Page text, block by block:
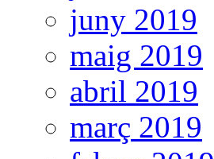
juny 2019
maig 2019
abril 2019
març 2019